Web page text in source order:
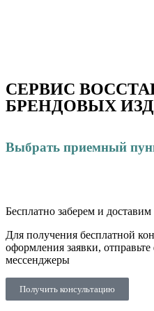
СЕРВИС
БРЕНДОВЫХ
Выбрать приемный
Бесплатно заберем и
Для получения бесплатной
оформления заявки,
мессенджеры
Получить консультацию